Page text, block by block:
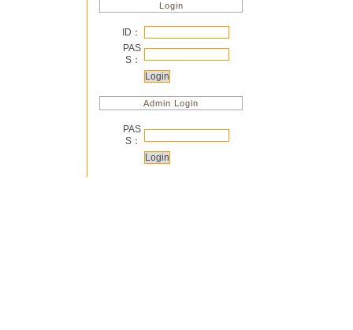
Login
ID：
PAS
S：
Admin Login
PAS
S：